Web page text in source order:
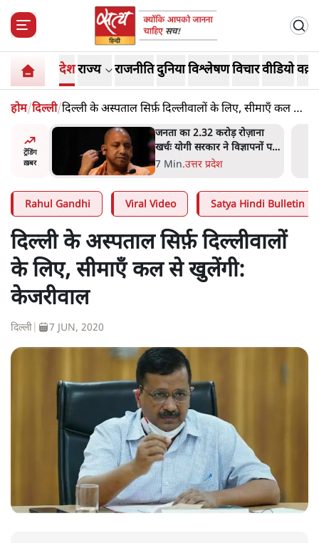
देशराज्य राजनीतिदुनियाविश्लेषणविचारवीडियो
होम/दिल्ली/दिल्ली के अस्पताल सिर्फ़ दिल्लीवालों के लिए, सीमाएँ कल से
खुलेंगी: केजरीवाल
ट्रेंडिंग
ख़बर
जनता का 2.32 करोड़ रोज़ाना
खर्चः योगी सरकार ने विज्ञापनों पर
उड़ाने में मोदी 3.0 को भी पीछे
7 Min.उत्तर प्रदेश
Rahul Gandhi Viral Video Satya Hindi Bulletin
दिल्ली के अस्पताल सिर्फ़ दिल्लीवालों
के लिए, सीमाएँ कल से खुलेंगी:
केजरीवाल
दिल्ली 7 JUN, 2020